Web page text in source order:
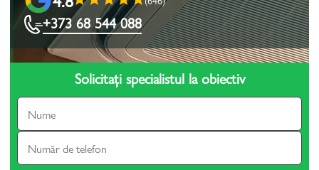
+373 68 544 088
Solicitați specialistul la obiectiv